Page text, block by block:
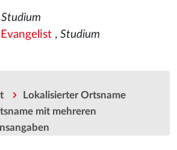
Studium
, Studium
Lokalisierter Ortsname
mit mehreren